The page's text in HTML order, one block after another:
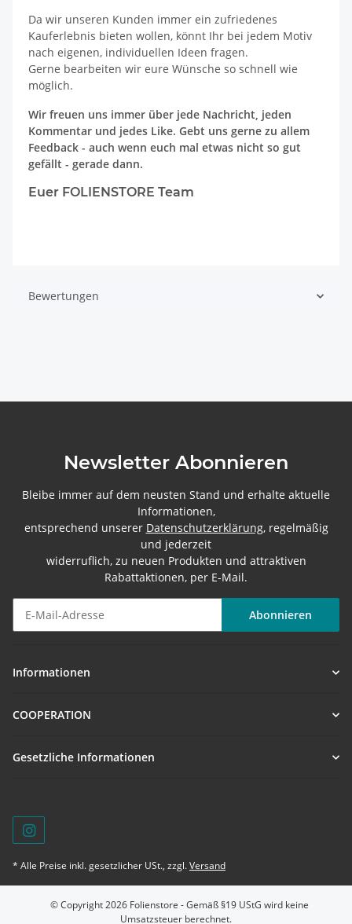
Da wir unseren Kunden immer ein zufriedenes
Kauferlebnis bieten wollen, könnt Ihr bei jedem Motiv
nach eigenen, individuellen Ideen fragen.
Gerne bearbeiten wir eure Wünsche so schnell wie
möglich.
Wir freuen uns immer über jede Nachricht, jeden
Kommentar und jedes Like. Gebt uns gerne zu allem
Feedback - auch wenn euch mal etwas nicht so gut
gefällt - gerade dann.
Euer FOLIENSTORE Team
Bewertungen
Newsletter Abonnieren
Bleibe immer auf dem neusten Stand und erhalte aktuelle
Informationen,
entsprechend unserer Datenschutzerklärung, regelmäßig
und jederzeit
widerruflich, zu neuen Produkten und attraktiven
Rabattaktionen, per E-Mail.
Abonnieren
Informationen
COOPERATION
Gesetzliche Informationen
* Alle Preise inkl. gesetzlicher USt., zzgl.Versand
© Copyright 2026 Folienstore - Gemäß §19 UStG wird keine
Umsatzsteuer berechnet.